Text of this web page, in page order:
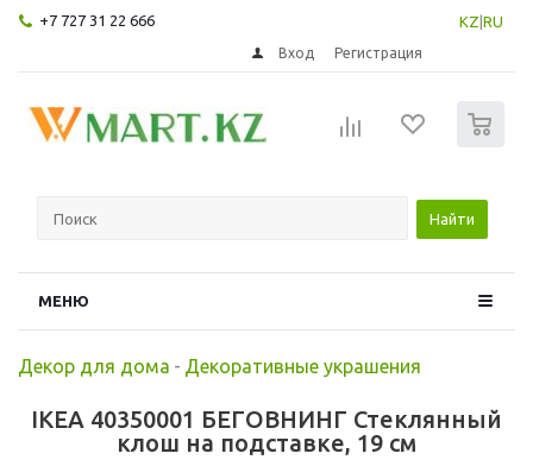
+7 727 31 22 666 KZ RU
Вход Регистрация
Найти
МЕНЮ
Декор для дома - Декоративные украшения
IKEA 40350001 БЕГОВНИНГ Стеклянный
клош на подставке, 19 см